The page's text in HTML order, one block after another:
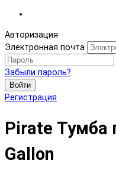
Авторизация
Электронная почта
Забыли пароль?
Войти
Регистрация
Pirate Тумба
Gallon